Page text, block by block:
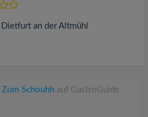
Dietfurt an der Altmühl
Zum Schouhh auf GastroGuide